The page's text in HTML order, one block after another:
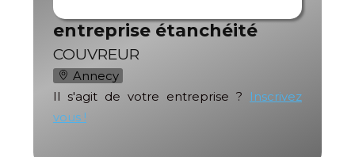
entreprise étanchéité
COUVREUR
Annecy
Il s'agit de votre entreprise ?
Inscrivez
vous !